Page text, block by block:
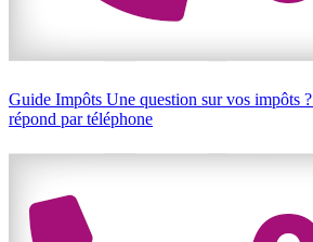
Guide Impôts Une question sur vos impôts ?
répond par téléphone